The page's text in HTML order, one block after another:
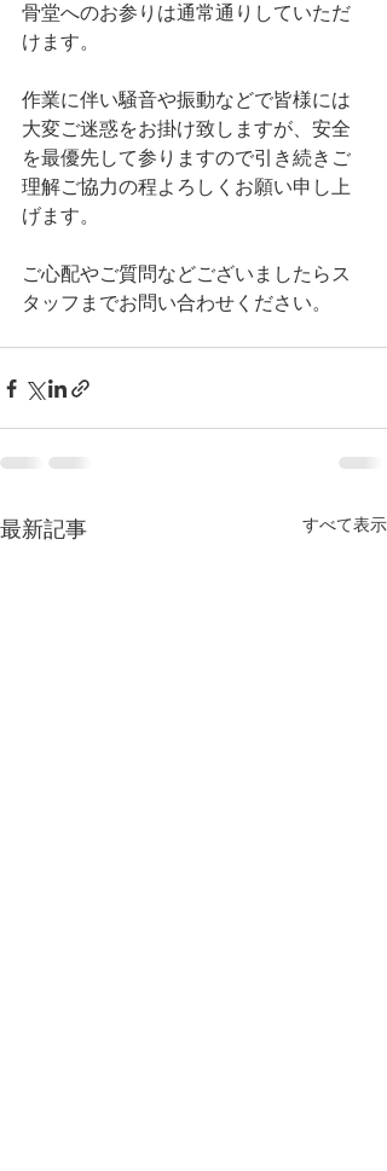
骨堂へのお参りは通常通りしていただ
けます。
作業に伴い騒音や振動などで皆様には
大変ご迷惑をお掛け致しますが、安全
を最優先して参りますので引き続きご
理解ご協力の程よろしくお願い申し上
げます。
ご心配やご質問などございましたらス
タッフまでお問い合わせください。
最新記事 すべて表示